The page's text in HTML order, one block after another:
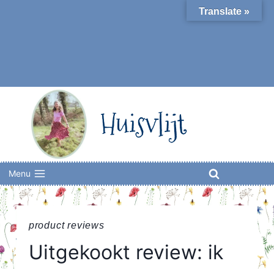
Huisvlijt
Menu
product reviews
Uitgekookt review: ik
Translate »